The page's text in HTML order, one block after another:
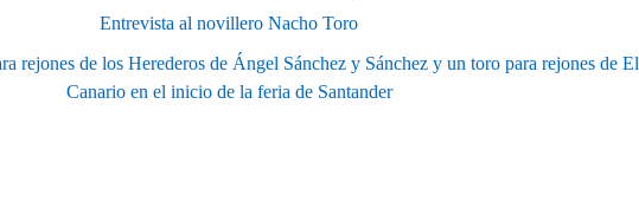
Entrevista al novillero Nacho Toro
rejones de los Herederos de Ángel Sánchez y Sánchez y un toro para rejones de El
Canario en el inicio de la feria de Santander